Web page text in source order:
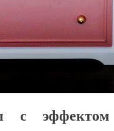
с эффектом